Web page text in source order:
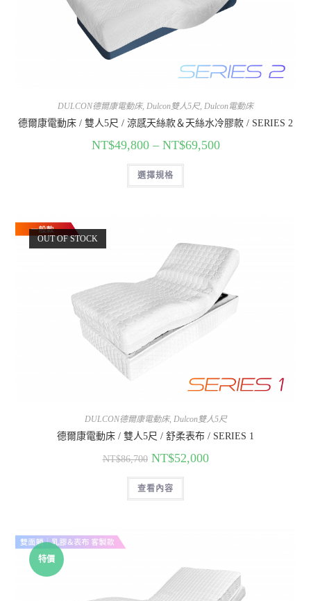
DULCON德爾康電動床, Dulcon雙人5尺, Dulcon電動床
德爾康電動床 / 雙人5尺 / 涼感天絲款＆天絲水冷膠款 / SERIES 2
NT$49,800– NT$69,500
選擇規格
OUT OF STOCK
DULCON德爾康電動床, Dulcon雙人5尺
德爾康電動床 / 雙人5尺 / 舒柔表布 / SERIES 1
NT$86,700 NT$52,000
查看內容
特價